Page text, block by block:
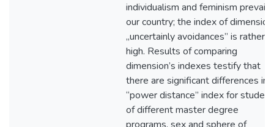
individualism and feminism prevail
our country; the index of dimension
„uncertainly avoidances” is rather
high. Results of comparing
dimension’s indexes testify that
there are significant differences in
“power distance” index for
of different master degree